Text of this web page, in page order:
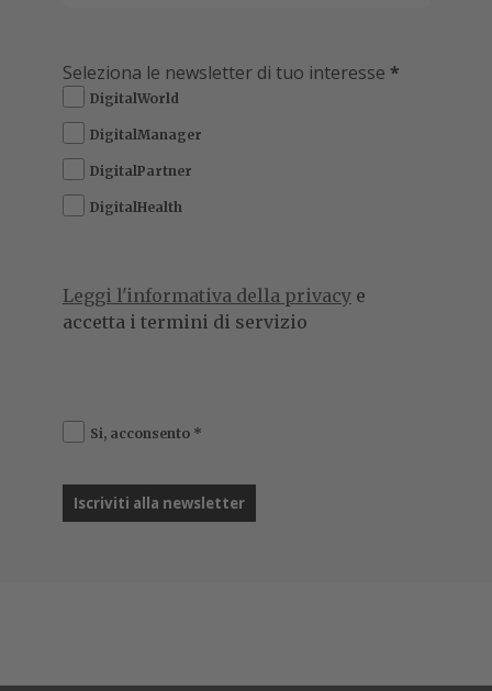
Seleziona le newsletter di tuo interesse *
DigitalWorld
DigitalManager
DigitalPartner
DigitalHealth
Leggi l'informativa della privacy e
accetta i termini di servizio
Si, acconsento *